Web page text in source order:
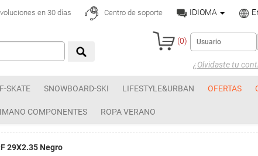
en 30 días Centro de soporte IDIOMA
(0)
¿Olvidaste tu
SKATE SNOWBOARD-SKI LIFESTYLE&URBAN OFERTAS
COMPONENTES ROPA VERANO
29X2.35 Negro